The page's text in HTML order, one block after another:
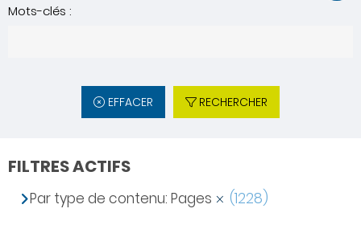
Mots-clés :
EFFACER RECHERCHER
FILTRES ACTIFS
Par type de contenu: Pages (1228)